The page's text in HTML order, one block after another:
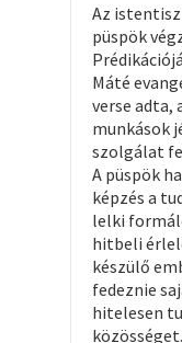
Az
püspök
Máté
verse adta,
munkások
szolgálat
A püspök
képzés a
lelki
hitbeli
készülő
fedeznie
hitelesen